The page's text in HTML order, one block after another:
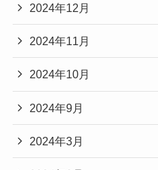
2024年12月
2024年11月
2024年10月
2024年9月
2024年3月